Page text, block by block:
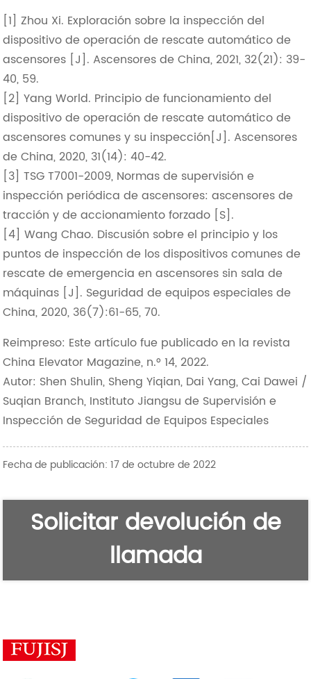
[1] Zhou Xi. Exploración sobre la inspección del
dispositivo de operación de rescate automático de
ascensores [J]. Ascensores de China, 2021, 32(21): 39-
40, 59.
[2] Yang World. Principio de funcionamiento del
dispositivo de operación de rescate automático de
ascensores comunes y su inspección[J]. Ascensores
de China, 2020, 31(14): 40-42.
[3] TSG T7001-2009, Normas de supervisión e
inspección periódica de ascensores: ascensores de
tracción y de accionamiento forzado [S].
[4] Wang Chao. Discusión sobre el principio y los
puntos de inspección de los dispositivos comunes de
rescate de emergencia en ascensores sin sala de
máquinas [J]. Seguridad de equipos especiales de
China, 2020, 36(7):61-65, 70.
Reimpreso: Este artículo fue publicado en la revista
China Elevator Magazine, n.° 14, 2022.
Autor: Shen Shulin, Sheng Yiqian, Dai Yang, Cai Dawei /
Suqian Branch, Instituto Jiangsu de Supervisión e
Inspección de Seguridad de Equipos Especiales
Fecha de publicación: 17 de octubre de 2022
Solicitar devolución de
llamada